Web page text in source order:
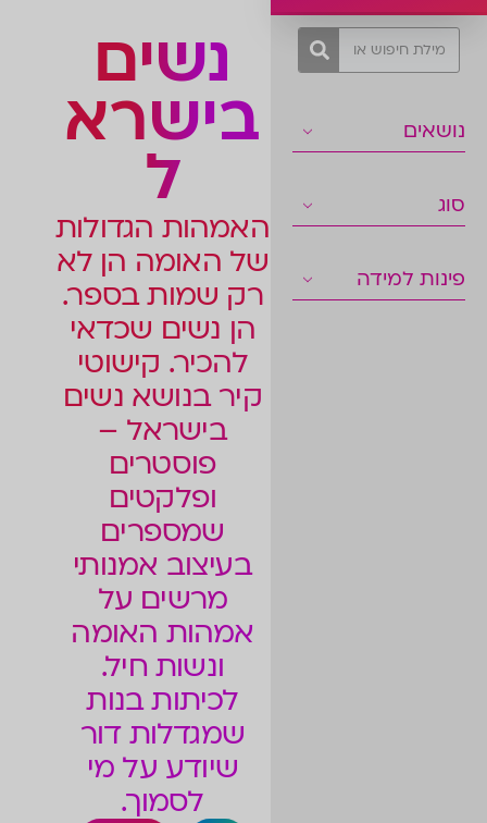
נושאים
סוג
פינות למידה
נשים
בישרא
ל
האמהות הגדולות
של האומה הן לא
רק שמות בספר.
הן נשים שכדאי
להכיר. קישוטי
קיר בנושא נשים
בישראל –
פוסטרים
ופלקטים
שמספרים
בעיצוב אמנותי
מרשים על
אמהות האומה
ונשות חיל.
לכיתות בנות
שמגדלות דור
שיודע על מי
לסמוך.